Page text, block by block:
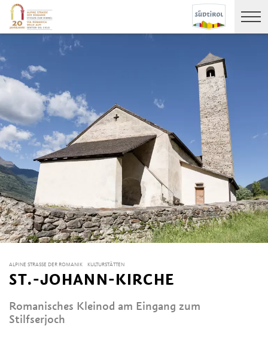
ALPINE STRASSE DER ROMANIK KULTURSTÄTTEN
ST.-JOHANN-KIRCHE
Romanisches Kleinod am Eingang zum
Stilfserjoch